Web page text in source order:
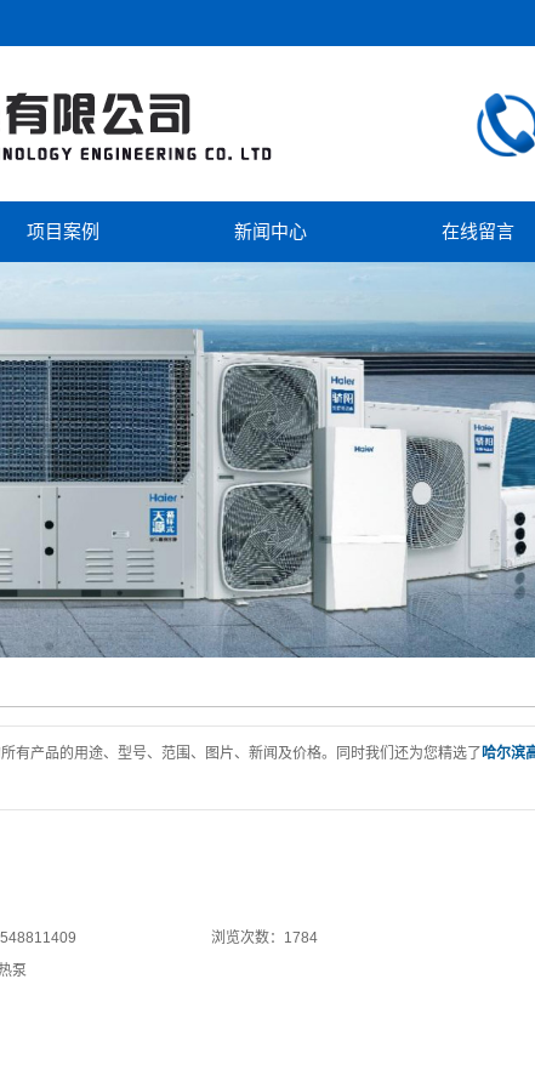
项目案例
视频中心
新闻中心
行业新闻
在线留言
所有产品的用途、型号、范围、图片、新闻及价格。同时我们还为您精选了哈尔滨
浏览次数：1784
泵